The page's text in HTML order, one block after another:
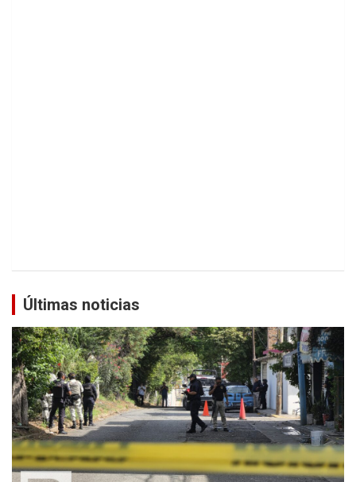
Últimas noticias